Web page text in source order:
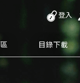
登入
目錄下載